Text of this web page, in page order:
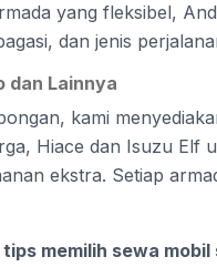
yang fleksibel,
dan jenis
dan Lainnya
kami
Hiace dan Isuzu Elf
ekstra. Setiap
tips memilih sewa mobil